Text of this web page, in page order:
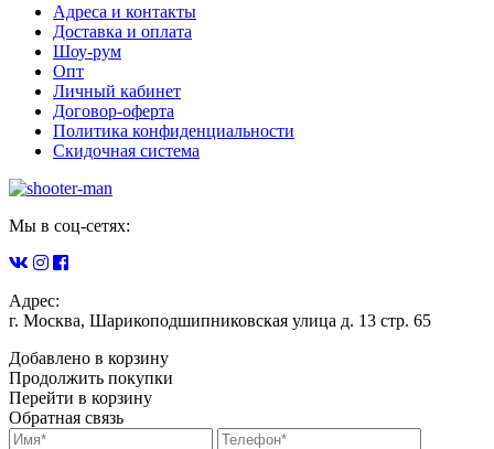
Адреса и контакты
Доставка и оплата
Шоу-рум
Опт
Личный кабинет
Договор-оферта
Политика конфиденциальности
Скидочная система
Мы в соц-сетях:
Адрес:
г. Москва, Шарикоподшипниковская улица д. 13 стр. 65
Добавлено в корзину
Продолжить покупки
Перейти в корзину
Обратная связь